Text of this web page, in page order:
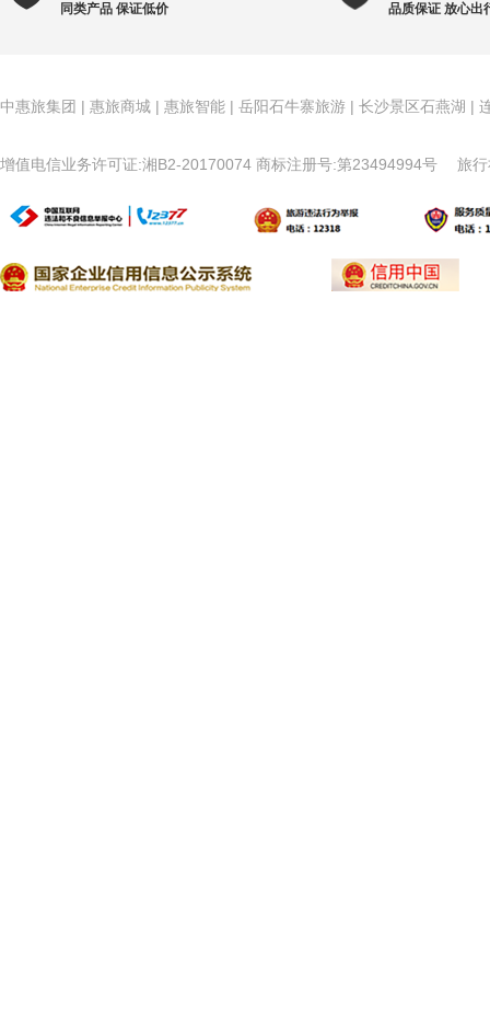
同类产品 保证低价 品质保证 放心出
中惠旅集团 | 惠旅商城 | 惠旅智能 | 岳阳石牛寨旅游 | 长沙景区石燕湖 |
增值电信业务许可证:湘B2-20170074 商标注册号:第23494994号 旅